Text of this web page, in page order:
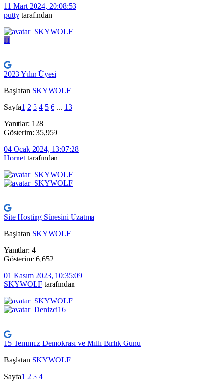
11 Mart 2024, 20:08:53
putty tarafından
H
2023 Yılın Üyesi
Başlatan SKYWOLF
Sayfa1 2 3 4 5 6 ... 13
Yanıtlar: 128
Gösterim: 35,959
04 Ocak 2024, 13:07:28
Hornet tarafından
Site Hosting Süresini Uzatma
Başlatan SKYWOLF
Yanıtlar: 4
Gösterim: 6,652
01 Kasım 2023, 10:35:09
SKYWOLF tarafından
15 Temmuz Demokrasi ve Milli Birlik Günü
Başlatan SKYWOLF
Sayfa1 2 3 4